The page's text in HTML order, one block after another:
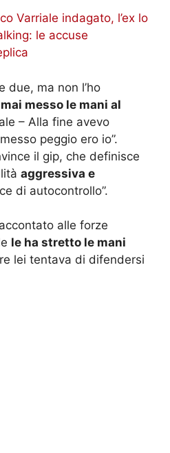
Varriale indagato, l’ex lo
le accuse
due, ma non l’ho
messo le mani al
– Alla fine avevo
peggio ero io”.
il gip, che definisce
aggressiva e
di autocontrollo”.
alle forze
le ha stretto le mani
lei tentava di difendersi